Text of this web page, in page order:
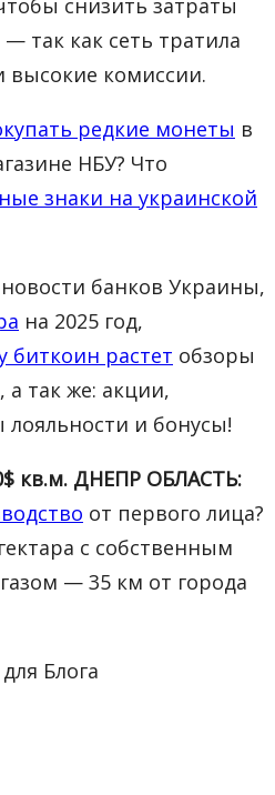
снизить затраты
так как сеть тратила
высокие комиссии.
редкие монеты в
НБУ? Что
знаки на украинской
новости банков Украины,
на 2025 год,
биткоин растет обзоры
, а так же: акции,
и бонусы!
кв.м. ДНЕПР ОБЛАСТЬ:
от первого лица?
с собственным
— 35 км от города
Блога